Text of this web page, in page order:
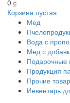
0 с
Корзина пустая
Мед
Вода с
Мед с
Подарочные
Продукция
Прочие
Инвентарь